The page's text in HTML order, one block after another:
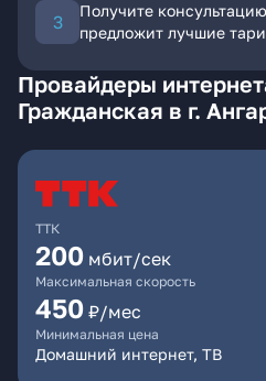
Получите
предложит лучшие
Провайдеры
Гражданская в г.
ТТК
200 мбит/сек
Максимальная скорость
450 ₽/мес
Минимальная цена
Домашний интернет, ТВ